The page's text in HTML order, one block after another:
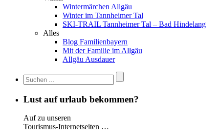
Wintermärchen Allgäu
Winter im Tannheimer Tal
SKI-TRAIL Tannheimer Tal – Bad Hindelang
Alles
Blog Familienbayern
Mit der Familie im Allgäu
Allgäu Ausdauer
Lust auf urlaub bekommen?
Auf zu unseren
Tourismus-Internetseiten …